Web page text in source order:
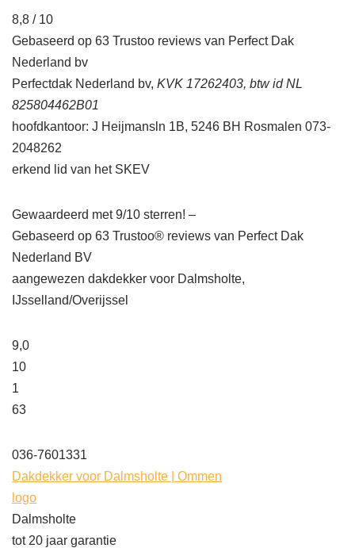
8,8 / 10
Gebaseerd op 63 Trustoo reviews van Perfect Dak
Nederland bv
Perfectdak Nederland bv, KVK 17262403, btw id NL
825804462B01
hoofdkantoor: J Heijmansln 1B, 5246 BH Rosmalen 073-
2048262
erkend lid van het SKEV
Gewaardeerd met 9/10 sterren! –
Gebaseerd op 63 Trustoo® reviews van Perfect Dak
Nederland BV
aangewezen dakdekker voor Dalmsholte,
IJsselland/Overijssel
9,0
10
1
63
036-7601331
Dakdekker voor Dalmsholte | Ommen
logo
Dalmsholte
tot 20 jaar garantie